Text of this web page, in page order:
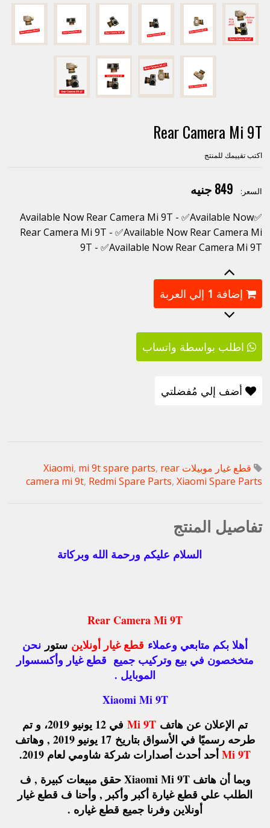
Rear Camera Mi 9T
اكتب تقييمك للمنتج
السعر: 849 جنيه
✅Available Now Rear Camera Mi 9T - ✅Available Now
Rear Camera Mi 9T - ✅Available Now Rear Camera Mi
9T - ✅Available Now Rear Camera Mi 9T
إضافة 1 إلي العربة
اطلب بواسطة واتساب
أضف إلي مُفضلتي
قطع غيار موبيلات Xiaomi , mi 9t spare parts, rear
camera mi 9t, Redmi Spare Parts, Xiaomi Spare Parts
تفاصيل المنتج
السلام عليكم ورحمة الله وبركاتة
Rear Camera Mi 9T
أهلا بكم متابعي وعملاء قطع غيار أونلاين ستور نحن
متخخصون في بيع وتركيب جميع قطع غيار وأكسسوار
الموبايل .
Xiaomi Mi 9T
تم الإعلان عن هاتف Mi 9T
في 12 يونيو 2019، و تم
طرحه رسميًا في الأسواق بتاريخ 17 يونيو 2019 , وهاتف
Mi 9Tأحد أحدث أصدارات شركة شاومي لعام 2019
.
وبما أن هاتف Xiaomi Mi 9T حقق مبيعات كبيرة , ف
الطلب علي قطع غيارة أكبر وأكبر , وأحنا ف قطع غيار
أونلاين وفرنا جميع قطع غياره .